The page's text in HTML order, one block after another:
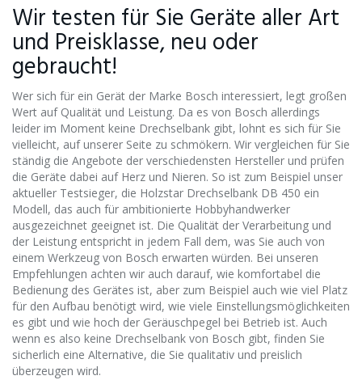
Wir testen für Sie Geräte aller Art
und Preisklasse, neu oder
gebraucht!
Wer sich für ein Gerät der Marke Bosch interessiert, legt großen
Wert auf Qualität und Leistung. Da es von Bosch allerdings
leider im Moment keine Drechselbank gibt, lohnt es sich für Sie
vielleicht, auf unserer Seite zu schmökern. Wir vergleichen für Sie
ständig die Angebote der verschiedensten Hersteller und prüfen
die Geräte dabei auf Herz und Nieren. So ist zum Beispiel unser
aktueller Testsieger, die Holzstar Drechselbank DB 450 ein
Modell, das auch für ambitionierte Hobbyhandwerker
ausgezeichnet geeignet ist. Die Qualität der Verarbeitung und
der Leistung entspricht in jedem Fall dem, was Sie auch von
einem Werkzeug von Bosch erwarten würden. Bei unseren
Empfehlungen achten wir auch darauf, wie komfortabel die
Bedienung des Gerätes ist, aber zum Beispiel auch wie viel Platz
für den Aufbau benötigt wird, wie viele Einstellungsmöglichkeiten
es gibt und wie hoch der Geräuschpegel bei Betrieb ist. Auch
wenn es also keine Drechselbank von Bosch gibt, finden Sie
sicherlich eine Alternative, die Sie qualitativ und preislich
überzeugen wird.